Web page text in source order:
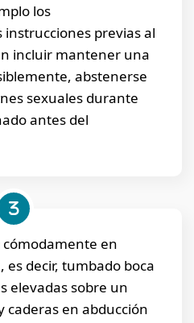
los
previas al
incluir mantener una
abstenerse
sexuales durante
antes del
cómodamente en
es decir, tumbado boca
elevadas sobre un
caderas en abducción